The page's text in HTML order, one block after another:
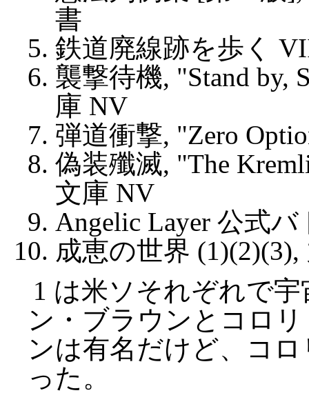
書
鉄道廃線跡を歩く
襲撃待機, "Stand by,
庫 NV
弾道衝撃, "Zero
偽装殲滅, "The
文庫 NV
Angelic Layer 公式
成恵の世界
1 は米ソそれぞれで
ン・ブラウンとコロ
ンは有名だけど、コ
った。